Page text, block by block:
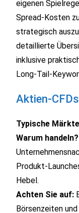
eigenen
Spread‑Kosten
strategisch
detaillierte
inklusive
Aktien‑CFDs
Typische
Warum handeln?
Hebel.
Achten Sie auf:
Börsenzeiten